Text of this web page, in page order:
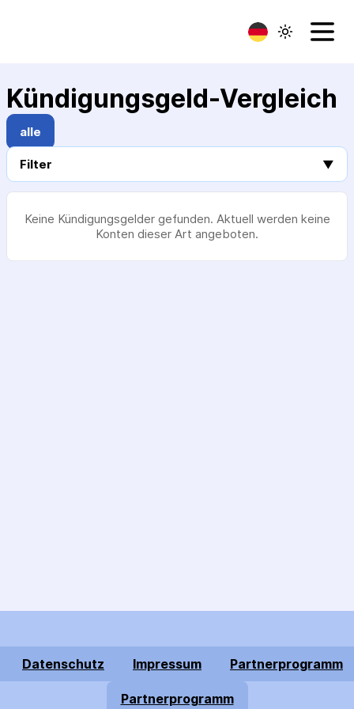
Kündigungsgeld-Vergleich
alle
Filter ▼
Keine Kündigungsgelder gefunden. Aktuell werden keine
Konten dieser Art angeboten.
Datenschutz Impressum Partnerprogramm
Partnerprogramm